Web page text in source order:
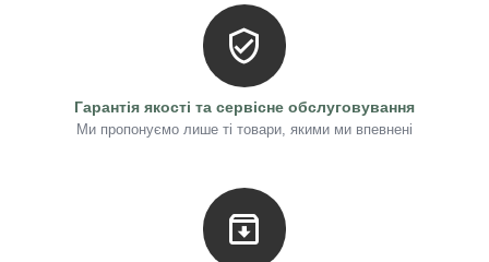
Гарантія якості та сервісне обслуговування
Ми пропонуємо лише ті товари, якими ми впевнені